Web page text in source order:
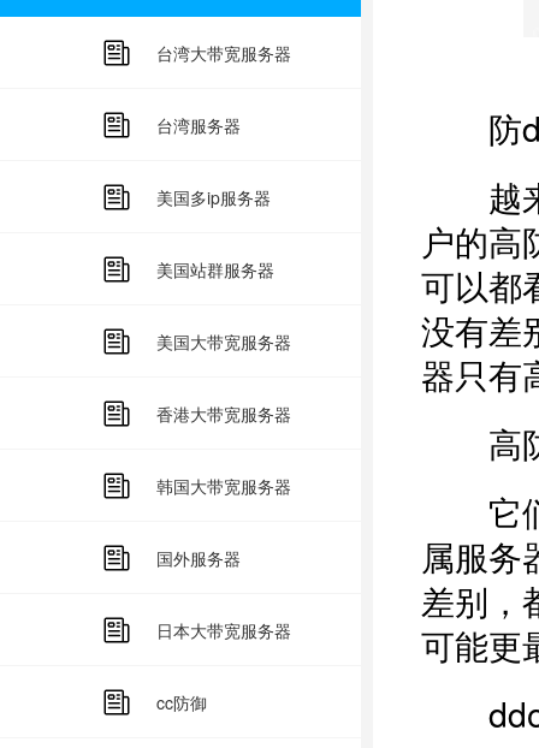
台湾大带宽服务器
台湾服务器
美国多ip服务器
美国站群服务器
美国大带宽服务器
香港大带宽服务器
韩国大带宽服务器
国外服务器
日本大带宽服务器
cc防御
防
越来
户的高
可以都
没有差
器只有
高防
它们
属服务
差别，
可能更